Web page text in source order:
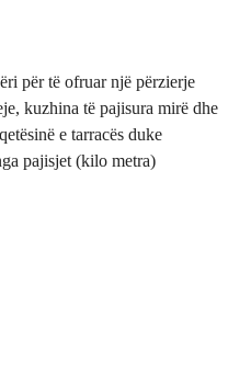
për të ofruar një përzierje
kuzhina të pajisura mirë dhe
e tarracës duke
pajisjet (kilo metra)